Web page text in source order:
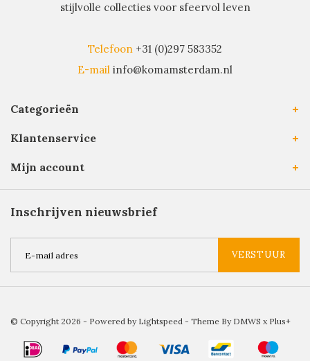
stijlvolle collecties voor sfeervol leven
Telefoon +31 (0)297 583352
E-mail info@komamsterdam.nl
Categorieën
Klantenservice
Mijn account
Inschrijven nieuwsbrief
VERSTUUR
© Copyright 2026 - Powered by Lightspeed - Theme By DMWS x Plus+